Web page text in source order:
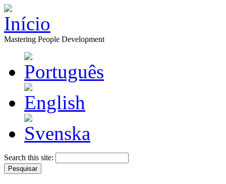
Mastering People Development
Search this site: